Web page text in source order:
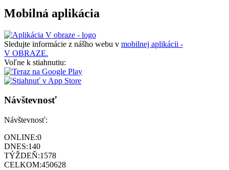
Mobilná aplikácia
Sledujte informácie z nášho webu v mobilnej aplikácii -
V OBRAZE.
Voľne k stiahnutiu:
Návštevnosť
Návštevnosť:
ONLINE:0
DNES:140
TÝŽDEŇ:1578
CELKOM:450628